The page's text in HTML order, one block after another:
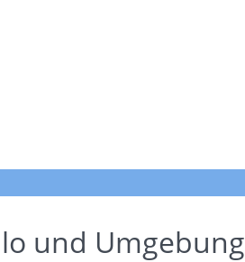
und Umgebung